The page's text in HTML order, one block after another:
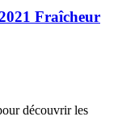
Fraîcheur
découvrir les